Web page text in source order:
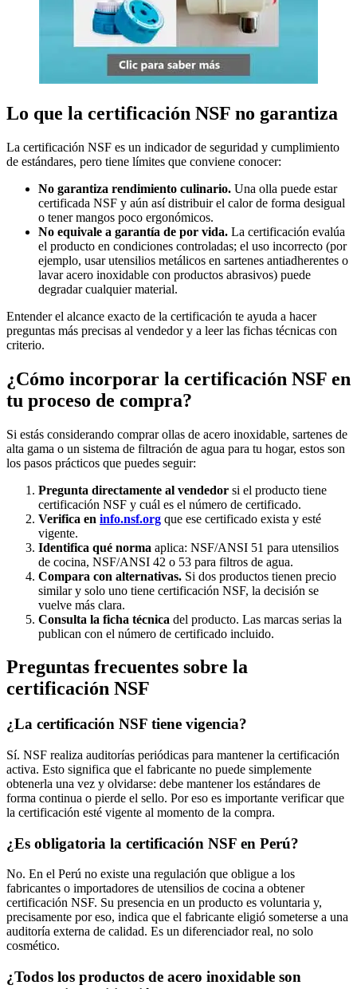
Lo que la certificación NSF no garantiza
La certificación NSF es un indicador de seguridad y cumplimiento
de estándares, pero tiene límites que conviene conocer:
No garantiza rendimiento culinario. Una olla puede estar
certificada NSF y aún así distribuir el calor de forma desigual
o tener mangos poco ergonómicos.
No equivale a garantía de por vida. La certificación evalúa
el producto en condiciones controladas; el uso incorrecto (por
ejemplo, usar utensilios metálicos en sartenes antiadherentes o
lavar acero inoxidable con productos abrasivos) puede
degradar cualquier material.
Entender el alcance exacto de la certificación te ayuda a hacer
preguntas más precisas al vendedor y a leer las fichas técnicas con
criterio.
¿Cómo incorporar la certificación NSF en
tu proceso de compra?
Si estás considerando comprar ollas de acero inoxidable, sartenes de
alta gama o un sistema de filtración de agua para tu hogar, estos son
los pasos prácticos que puedes seguir:
Pregunta directamente al vendedor si el producto tiene
certificación NSF y cuál es el número de certificado.
Verifica en info.nsf.org que ese certificado exista y esté
vigente.
Identifica qué norma aplica: NSF/ANSI 51 para utensilios
de cocina, NSF/ANSI 42 o 53 para filtros de agua.
Compara con alternativas. Si dos productos tienen precio
similar y solo uno tiene certificación NSF, la decisión se
vuelve más clara.
Consulta la ficha técnica del producto. Las marcas serias la
publican con el número de certificado incluido.
Preguntas frecuentes sobre la
certificación NSF
¿La certificación NSF tiene vigencia?
Sí. NSF realiza auditorías periódicas para mantener la certificación
activa. Esto significa que el fabricante no puede simplemente
obtenerla una vez y olvidarse: debe mantener los estándares de
forma continua o pierde el sello. Por eso es importante verificar que
la certificación esté vigente al momento de la compra.
¿Es obligatoria la certificación NSF en Perú?
No. En el Perú no existe una regulación que obligue a los
fabricantes o importadores de utensilios de cocina a obtener
certificación NSF. Su presencia en un producto es voluntaria y,
precisamente por eso, indica que el fabricante eligió someterse a una
auditoría externa de calidad. Es un diferenciador real, no solo
cosmético.
¿Todos los productos de acero inoxidable son